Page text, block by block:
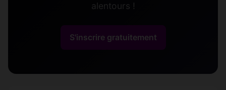
alentours !
S'inscrire gratuitement